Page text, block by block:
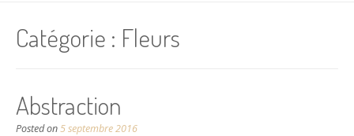
Catégorie : Fleurs
Abstraction
Posted on5 septembre 2016